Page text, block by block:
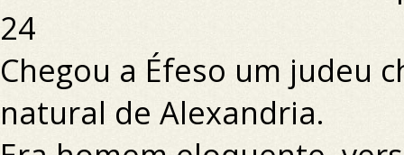
24
Chegou a Éfeso um judeu
natural de Alexandria.